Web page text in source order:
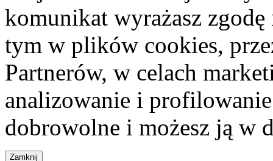
komunikat wyrażasz
tym w plików cookies,
Partnerów, w celach
analizowanie i
dobrowolne i możesz ją w